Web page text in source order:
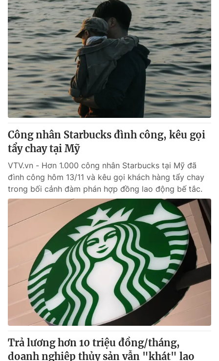
Công nhân Starbucks đình công, kêu gọi
tẩy chay tại Mỹ
VTV.vn - Hơn 1.000 công nhân Starbucks tại Mỹ đã
đình công hôm 13/11 và kêu gọi khách hàng tẩy chay
trong bối cảnh đàm phán hợp đồng lao động bế tắc.
Trả lương hơn 10 triệu đồng/tháng,
doanh nghiệp thủy sản vẫn "khát" lao